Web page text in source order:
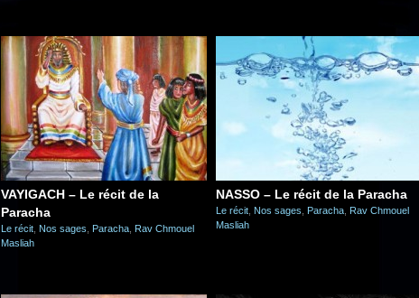
VAYIGACH – Le récit de la
Paracha
Le récit Nos sages Paracha Rav Chmouel
Masliah
NASSO – Le récit de la Paracha
Le récit Nos sages Paracha Rav Chmouel
Masliah